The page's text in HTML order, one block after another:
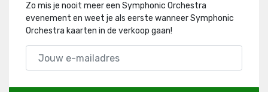
Zo mis je nooit meer een Symphonic Orchestra
evenement en weet je als eerste wanneer Symphonic
Orchestra kaarten in de verkoop gaan!